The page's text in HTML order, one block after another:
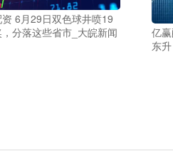
6月29日双色球井喷19
分落这些省市_大皖新闻
亿
东升